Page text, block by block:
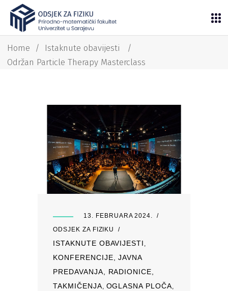
Home / Istaknute obavijesti
/
Održan Particle Therapy Masterclass
13. FEBRUARA 2024.
ODSJEK ZA FIZIKU
ISTAKNUTE OBAVIJESTI ,
KONFERENCIJE, JAVNA
PREDAVANJA, RADIONICE,
TAKMIČENJA, OGLASNA PLOČA,